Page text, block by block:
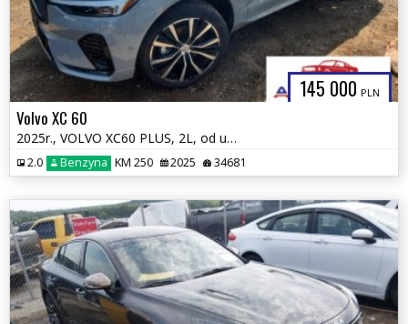
145 000 PLN
Volvo XC 60
2025r., VOLVO XC60 PLUS, 2L, od ubezpieczalni
2.0 Benzyna KM 250 2025 34681